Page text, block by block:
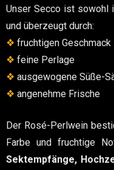
Unser Secco ist sowohl
und überzeugt durch:
❖ fruchtigen Geschmack
❖ feine Perlage
❖ ausgewogene Süße-
❖ angenehme Frische
Der Rosé-Perlwein
Farbe und fruchtige
Sektempfänge,